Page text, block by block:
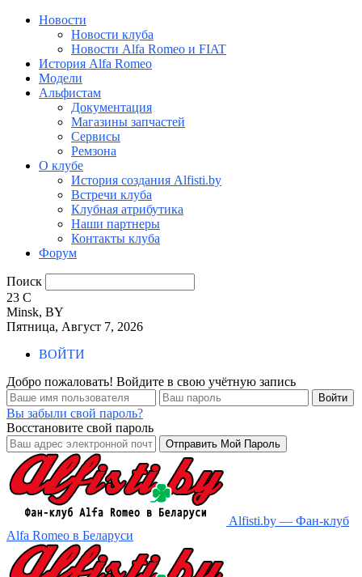
Новости
Новости клуба
Новости Alfa Romeo и FIAT
История Alfa Romeo
Модели
Альфистам
Документация
Магазины запчастей
Сервисы
Ремзона
О клубе
История создания Alfisti.by
Встречи клуба
Клубная атрибутика
Наши партнеры
Контакты клуба
Форум
Поиск
23 C
Minsk, BY
Пятница, Август 7, 2026
ВОЙТИ
Добро пожаловать! Войдите в свою учётную запись
Вы забыли свой пароль?
Восстановите свой пароль
Alfisti.by — Фан-клуб
Alfa Romeo в Беларуси